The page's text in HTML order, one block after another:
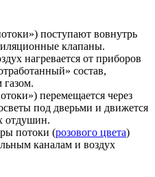
поступают вовнутрь
клапаны.
нагревается от приборов
состав,
перемещается через
под дверьми и движется
отдушин.
потоки (розового цвета)
каналам и воздух